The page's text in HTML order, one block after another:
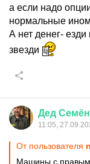
а если надо
нормальные
А нет денег-
звезди
Дед Семён
11:05,
От пользователя
Машины с правым